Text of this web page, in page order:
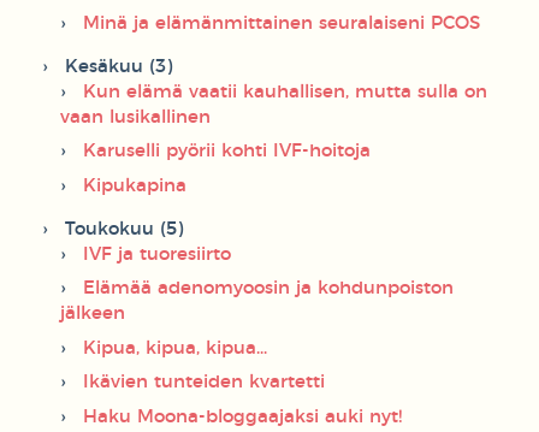
Minä ja elämänmittainen seuralaiseni PCOS
Kesäkuu (3)
Kun elämä vaatii kauhallisen, mutta sulla on
vaan lusikallinen
Karuselli pyörii kohti IVF-hoitoja
Kipukapina
Toukokuu (5)
IVF ja tuoresiirto
Elämää adenomyoosin ja kohdunpoiston
jälkeen
Kipua, kipua, kipua...
Ikävien tunteiden kvartetti
Haku Moona-bloggaajaksi auki nyt!